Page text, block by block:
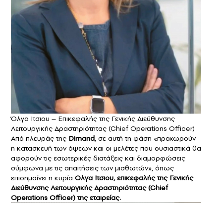
Όλγα Ιτσιου – Επικεφαλής της Γενικής Διεύθυνσης
Λειτουργικής Δραστηριότητας (Chief Operations Officer)
Από πλευράς της Dimand, σε αυτή τη φάση «προχωρούν
η κατασκευή των όψεων και οι μελέτες που ουσιαστικά θα
αφορούν τις εσωτερικές διατάξεις και διαμορφώσεις
σύμφωνα με τις απαιτήσεις των μισθωτών», όπως
επισημαίνει η κυρία Ολγα Ιτσιου, επικεφαλής της Γενικής
Διεύθυνσης Λειτουργικής Δραστηριότητας (Chief
Operations Officer) της εταιρείας.